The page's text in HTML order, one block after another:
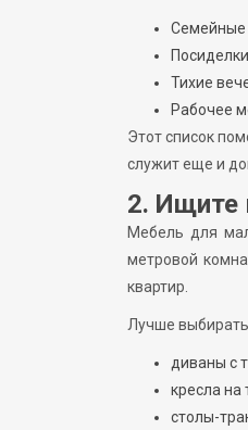
Семейные
Тихие
Рабочее
Этот список
служит еще и
2. Ищите
Мебель для
метровой
квартир.
Лучше
диваны с
кресла на
столы-